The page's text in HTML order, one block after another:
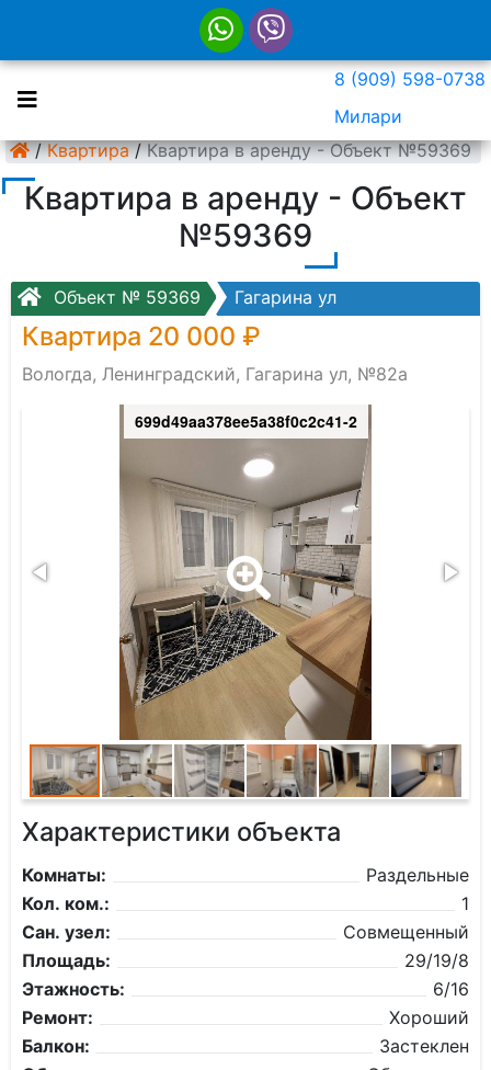
8 (909) 598-0738
Милари
/ Квартира / Квартира в аренду - Объект №59369
Квартира в аренду - Объект
№59369
Объект № 59369 Гагарина ул
Квартира 20 000 ₽
Вологда, Ленинградский, Гагарина ул, №82а
699d49aa378ee5a38f0c2c41-2
Характеристики объекта
Комнаты:
Раздельные
Кол. ком.:
1
Сан. узел:
Совмещенный
Площадь:
29/19/8
Этажность:
6/16
Ремонт:
Хороший
Балкон:
Застеклен